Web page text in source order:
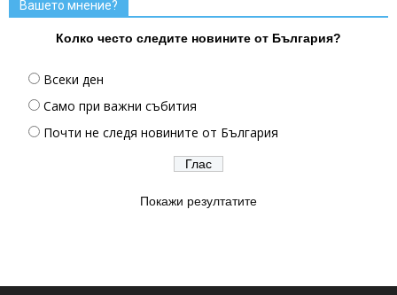
Вашето мнение?
Колко често следите новините от България?
Всеки ден
Само при важни събития
Почти не следя новините от България
Покажи резултатите